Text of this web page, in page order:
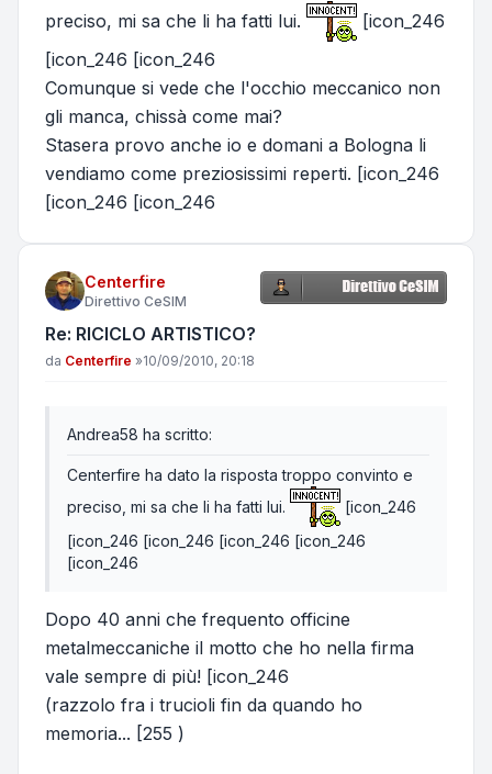
preciso, mi sa che li ha fatti lui.
[icon_246
[icon_246 [icon_246
Comunque si vede che l'occhio meccanico non
gli manca, chissà come mai?
Stasera provo anche io e domani a Bologna li
vendiamo come preziosissimi reperti. [icon_246
[icon_246 [icon_246
Centerfire
Direttivo CeSIM
Re: RICICLO ARTISTICO?
Messaggio
da Centerfire »10/09/2010, 20:18
Andrea58 ha scritto:
Centerfire ha dato la risposta troppo convinto e
preciso, mi sa che li ha fatti lui.
[icon_246
[icon_246 [icon_246 [icon_246 [icon_246
[icon_246
Dopo 40 anni che frequento officine
metalmeccaniche il motto che ho nella firma
vale sempre di più! [icon_246
(razzolo fra i trucioli fin da quando ho
memoria... [255 )